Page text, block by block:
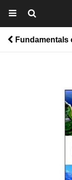
Fundamentals